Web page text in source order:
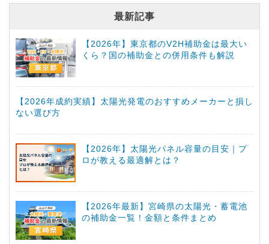
最新記事
【2026年】東京都のV2H補助金は最大い
くら？国の補助金との併用条件も解説
【2026年成約実績】太陽光発電のおすすめメーカーと損し
ない選び方
【2026年】太陽光パネル容量の目安｜プ
ロが教える最適解とは？
【2026年最新】宮崎県の太陽光・蓄電池
の補助金一覧！金額と条件まとめ